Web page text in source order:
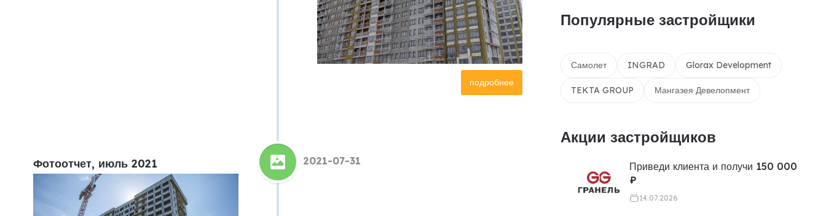
подробнее
Фотоотчет, июль 2021 2021-07-31
Популярные застройщики
Самолет INGRAD Glorax Development
TEKTA GROUP Мангазея Девелопмент
Акции застройщиков
Приведи клиента и получи 150 000
₽
14.07.2026